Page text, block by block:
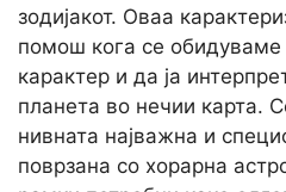
зодијакот. Оваа
помош кога се обидуваме
карактер и да ја
планета во нечии карта.
нивната најважна и
поврзана со хорарна